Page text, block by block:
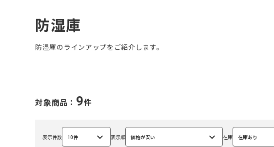
防湿庫
防湿庫のラインアップをご紹介します。
対象商品： 9件
表示件数 10件
選
表示順 価格が安い
選
在庫 在庫あり
選